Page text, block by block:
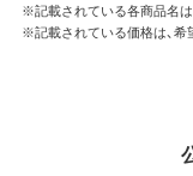
第4条 保証
弊社は本ソ
※記載されている各商品名は
※記載されている価格は、希